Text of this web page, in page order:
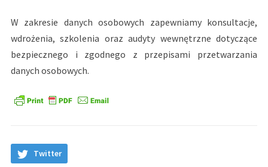
W zakresie danych osobowych zapewniamy konsultacje,
wdrożenia, szkolenia oraz audyty wewnętrzne dotyczące
bezpiecznego i zgodnego z przepisami przetwarzania
danych osobowych.
Twitter